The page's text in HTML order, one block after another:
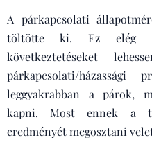
A párkapcsolati
töltötte ki. Ez elég
következtetéseket
párkapcsolati/házassági
leggyakrabban a párok,
kapni. Most ennek a
eredményét megosztani